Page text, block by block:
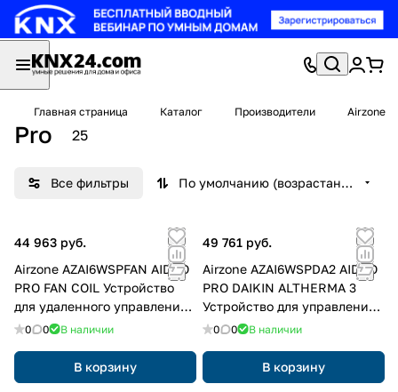
Главная страница Каталог Производители Airzone
Pro 25
Все фильтры По умолчанию (возрастание)
44 963 руб.
Airzone AZAI6WSPFAN AIDOO
PRO FAN COIL Устройство
для удаленного управления
и интеграции фанкойлов из
0 0 В наличии
В корзину
49 761 руб.
Airzone AZAI6WSPDA2 AIDOO
PRO DAIKIN ALTHERMA 3
Устройство для управления
и интеграции агрегатов HP с
0 0 В наличии
В корзину